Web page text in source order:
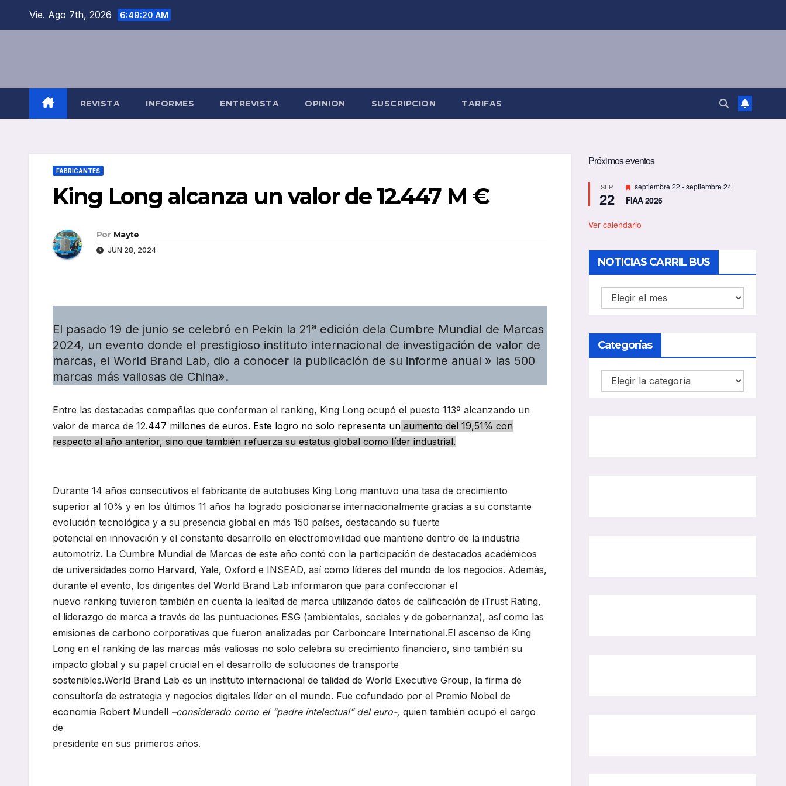
Vie. Ago 7th, 2026 6:49:20 AM
REVISTA INFORMES ENTREVISTA OPINION SUSCRIPCION TARIFAS
FABRICANTES
King Long alcanza un valor de 12.447 M €
Por Mayte
JUN 28, 2024
El pasado 19 de junio se celebró en Pekín la 21ª edición dela Cumbre Mundial de Marcas
2024, un evento donde el prestigioso instituto internacional de investigación de valor de
marcas, el World Brand Lab, dio a conocer la publicación de su informe anual » las 500
marcas más valiosas de China».
Entre las destacadas compañías que conforman el ranking, King Long ocupó el puesto 113º alcanzando un
valor de marca de 12.447 millones de euros. Este logro no solo representa un aumento del 19,51% con
respecto al año anterior, sino que también refuerza su estatus global como líder industrial.
Durante 14 años consecutivos el fabricante de autobuses King Long mantuvo una tasa de crecimiento
superior al 10% y en los últimos 11 años ha logrado posicionarse internacionalmente gracias a su constante
evolución tecnológica y a su presencia global en más 150 países, destacando su fuerte
potencial en innovación y el constante desarrollo en electromovilidad que mantiene dentro de la industria
automotriz. La Cumbre Mundial de Marcas de este año contó con la participación de destacados académicos
de universidades como Harvard, Yale, Oxford e INSEAD, así como líderes del mundo de los negocios. Además,
durante el evento, los dirigentes del World Brand Lab informaron que para confeccionar el
nuevo ranking tuvieron también en cuenta la lealtad de marca utilizando datos de calificación de iTrust Rating,
el liderazgo de marca a través de las puntuaciones ESG (ambientales, sociales y de gobernanza), así como las
emisiones de carbono corporativas que fueron analizadas por Carboncare International.El ascenso de King
Long en el ranking de las marcas más valiosas no solo celebra su crecimiento financiero, sino también su
impacto global y su papel crucial en el desarrollo de soluciones de transporte
sostenibles.World Brand Lab es un instituto internacional de talidad de World Executive Group, la firma de
consultoría de estrategia y negocios digitales líder en el mundo. Fue cofundado por el Premio Nobel de
economía Robert Mundell –considerado como el “padre intelectual” del euro-, quien también ocupó el cargo
de
presidente en sus primeros años.
Próximos eventos
SEP
22
D
e
s
a
d
o
septiembre 22 -septiembre 24
FIAA 2026
Ver calendario
NOTICIAS CARRIL BUS
NOTICIAS
CARRIL
Categorías
Categorías